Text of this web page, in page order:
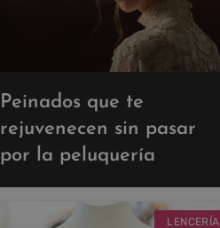
Peinados que te
rejuvenecen sin pasar
por la peluquería
LENCERÍA